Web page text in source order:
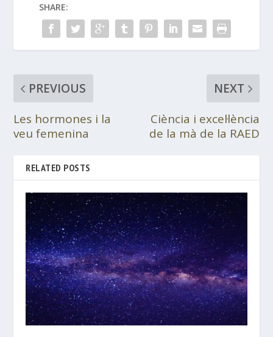
SHARE:
PREVIOUS
Les hormones i la
veu femenina
NEXT
Ciència i excel·lència
de la mà de la RAED
RELATED POSTS